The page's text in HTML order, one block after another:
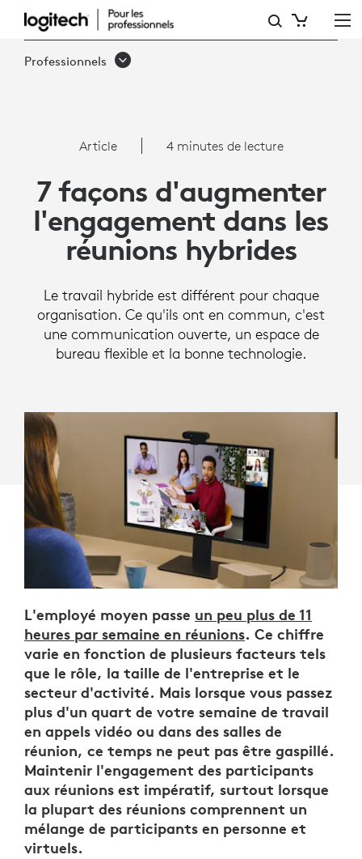
COMMENT
STIMULER
RÉUNIONS
HYBRIDES
Professionnels
Article 4 minutes de lecture
7 façons d'augmenter
l'engagement dans les
réunions hybrides
Le travail hybride est différent pour chaque
organisation. Ce qu'ils ont en commun, c'est
une communication ouverte, un espace de
bureau flexible et la bonne technologie.
L'employé moyen passe un peu plus de 11
heures par semaine en réunions. Ce chiffre
varie en fonction de plusieurs facteurs tels
que le rôle, la taille de l'entreprise et le
secteur d'activité. Mais lorsque vous passez
plus d'un quart de votre semaine de travail
en appels vidéo ou dans des salles de
réunion, ce temps ne peut pas être gaspillé.
Maintenir l'engagement des participants
aux réunions est impératif, surtout lorsque
la plupart des réunions comprennent un
mélange de participants en personne et
virtuels.